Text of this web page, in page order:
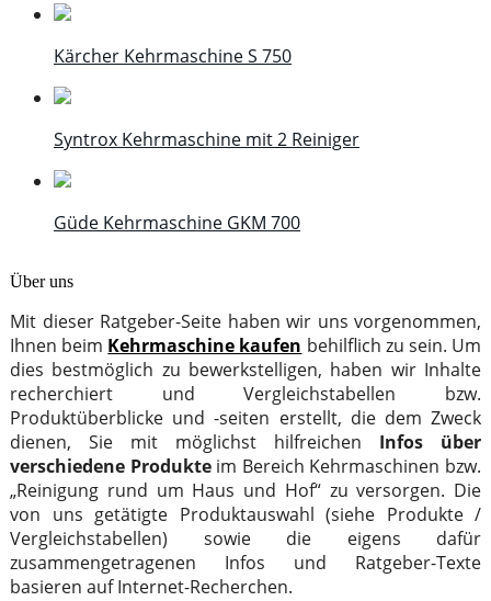
Kärcher Kehrmaschine S 750
Syntrox Kehrmaschine mit 2 Reiniger
Güde Kehrmaschine GKM 700
Über uns
Mit dieser Ratgeber-Seite haben wir uns vorgenommen,
Ihnen beim Kehrmaschine kaufen behilflich zu sein. Um
dies bestmöglich zu bewerkstelligen, haben wir Inhalte
recherchiert und Vergleichstabellen bzw.
Produktüberblicke und -seiten erstellt, die dem Zweck
dienen, Sie mit möglichst hilfreichen Infos über
verschiedene Produkteim Bereich Kehrmaschinen bzw.
„Reinigung rund um Haus und Hof“ zu versorgen. Die
von uns getätigte Produktauswahl (siehe Produkte /
Vergleichstabellen) sowie die eigens dafür
zusammengetragenen Infos und Ratgeber-Texte
basieren auf Internet-Recherchen.